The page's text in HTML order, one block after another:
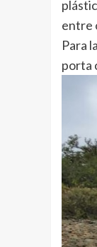
entre
Para
porta